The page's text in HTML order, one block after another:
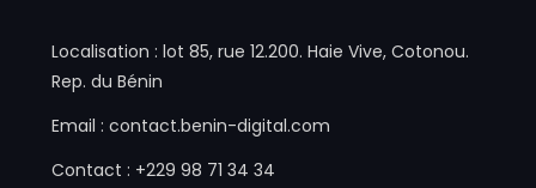
Localisation : lot 85, rue 12.200. Haie Vive, Cotonou.
Rep. du Bénin
Email : contact.benin-digital.com
Contact : +229 98 71 34 34